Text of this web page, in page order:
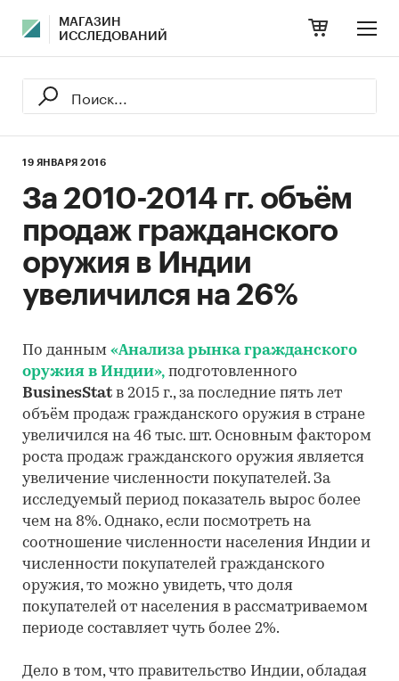
МАГАЗИН
ИССЛЕДОВАНИЙ
19 ЯНВАРЯ 2016
За 2010-2014 гг. объём
продаж гражданского
оружия в Индии
увеличился на 26%
По данным «Анализа рынка гражданского
оружия в Индии», подготовленного
BusinesStat в 2015 г., за последние пять лет
объём продаж гражданского оружия в стране
увеличился на 46 тыс. шт. Основным фактором
роста продаж гражданского оружия является
увеличение численности покупателей. За
исследуемый период показатель вырос более
чем на 8%. Однако, если посмотреть на
соотношение численности населения Индии и
численности покупателей гражданского
оружия, то можно увидеть, что доля
покупателей от населения в рассматриваемом
периоде составляет чуть более 2%.
Дело в том, что правительство Индии, обладая